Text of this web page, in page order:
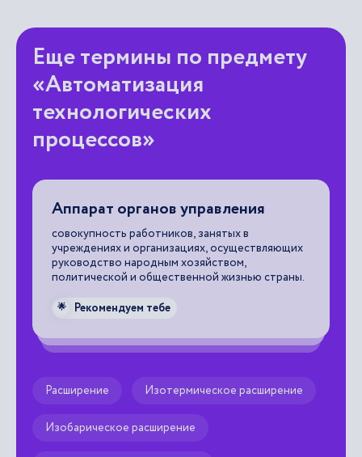
Еще термины по предмету
«Автоматизация
технологических
процессов»
Аппарат органов управления
совокупность работников, занятых в
учреждениях и организациях, осуществляющих
руководство народным хозяйством,
политической и общественной жизнью страны.
🌟 Рекомендуем тебе
Расширение Изотермическое расширение
Изобарическое расширение